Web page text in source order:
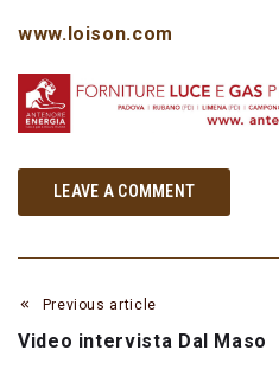
www.loison.com
LEAVE A COMMENT
Previous article
Video intervista Dal Maso